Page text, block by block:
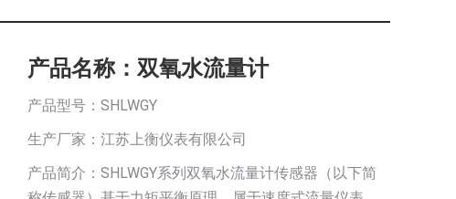
产品名称：双氧水流量计
产品型号：SHLWGY
生产厂家：江苏上衡仪表有限公司
产品简介：SHLWGY系列双氧水流量计传感器（以下简